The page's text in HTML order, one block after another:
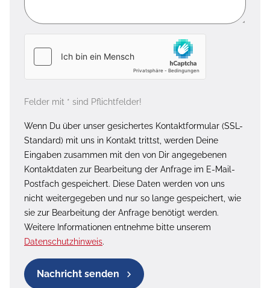
Felder mit * sind Pflichtfelder!
Wenn Du über unser gesichertes Kontaktformular (SSL-
Standard) mit uns in Kontakt trittst, werden Deine
Eingaben zusammen mit den von Dir angegebenen
Kontaktdaten zur Bearbeitung der Anfrage im E-Mail-
Postfach gespeichert. Diese Daten werden von uns
nicht weitergegeben und nur so lange gespeichert, wie
sie zur Bearbeitung der Anfrage benötigt werden.
Weitere Informationen entnehme bitte unserem
Datenschutzhinweis.
Nachricht senden